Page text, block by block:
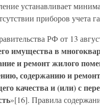
устанавливает
приборов учета
РФ от 13
имущества в
и ремонт жилого
содержанию и
качества и (или) с
»[16]. Правила